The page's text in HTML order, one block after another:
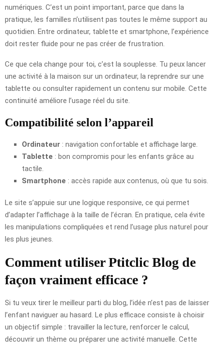
numériques. C’est un point important, parce que dans la
pratique, les familles n’utilisent pas toutes le même support au
quotidien. Entre ordinateur, tablette et smartphone, l’expérience
doit rester fluide pour ne pas créer de frustration.
Ce que cela change pour toi, c’est la souplesse. Tu peux lancer
une activité à la maison sur un ordinateur, la reprendre sur une
tablette ou consulter rapidement un contenu sur mobile. Cette
continuité améliore l’usage réel du site.
Compatibilité selon l’appareil
Ordinateur : navigation confortable et affichage large.
Tablette : bon compromis pour les enfants grâce au
tactile.
Smartphone : accès rapide aux contenus, où que tu sois.
Le site s’appuie sur une logique responsive, ce qui permet
d’adapter l’affichage à la taille de l’écran. En pratique, cela évite
les manipulations compliquées et rend l’usage plus naturel pour
les plus jeunes.
Comment utiliser Ptitclic Blog de
façon vraiment efficace ?
Si tu veux tirer le meilleur parti du blog, l’idée n’est pas de laisser
l’enfant naviguer au hasard. Le plus efficace consiste à choisir
un objectif simple : travailler la lecture, renforcer le calcul,
découvrir un thème ou préparer une activité manuelle. Cette